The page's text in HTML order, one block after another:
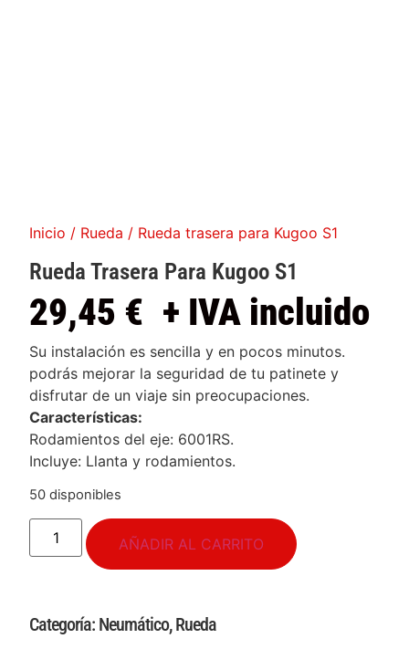
Inicio / Rueda / Rueda trasera para Kugoo S1
Rueda Trasera Para Kugoo S1
29,45 € + IVA incluido
Su instalación es sencilla y en pocos minutos.
podrás mejorar la seguridad de tu patinete y
disfrutar de un viaje sin preocupaciones.
Características:
Rodamientos del eje: 6001RS.
Incluye: Llanta y rodamientos.
50 disponibles
AÑADIR AL CARRITO
Categoría: Neumático,Rueda